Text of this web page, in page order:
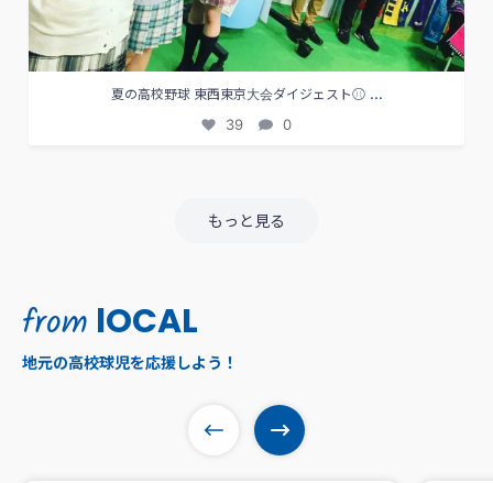
夏の高校野球 東西東京大会ダイジェスト⚾︎ ...
39 0
もっと見る
from lOCAL
地元の高校球児を応援しよう！